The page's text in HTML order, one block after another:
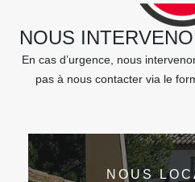
NOUS
En cas d’urgence, nous
pas à nous contacter via le
NOUS